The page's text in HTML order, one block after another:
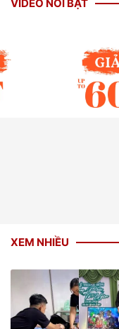
VIDEO NỔI BẬT
XEM NHIỀU